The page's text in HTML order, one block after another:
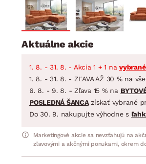
Aktuálne akcie
1. 8. - 31. 8. - Akcia 1 + 1 na
1. 8. - 31. 8. - ZĽAVA AŽ 30 % na
6. 8. - 9. 8. - Zľava 15 % na
POSLEDNÁ ŠANCAzískať vybrané
Do 30. 9. nakupujte výhodne s
Marketingové akcie sa nevzťahujú na
zľavovými a akčnými ponukami, okrem